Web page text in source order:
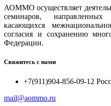
АОММО осуществляет
семинаров,
касающихся
согласия и сохранению
Федерации.
Свяжитесь с нами
+7(911)904-856-09-12
mail@aommo.ru